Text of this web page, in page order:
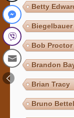
Betty
Biegelbauer
Bob Proctor
Brandon
Brian Tracy
Bruno